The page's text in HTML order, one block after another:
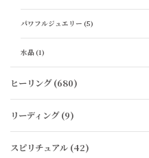
パワフルジュエリー (5)
水晶(1)
ヒーリング(680)
リーディング(9)
スピリチュアル (42)